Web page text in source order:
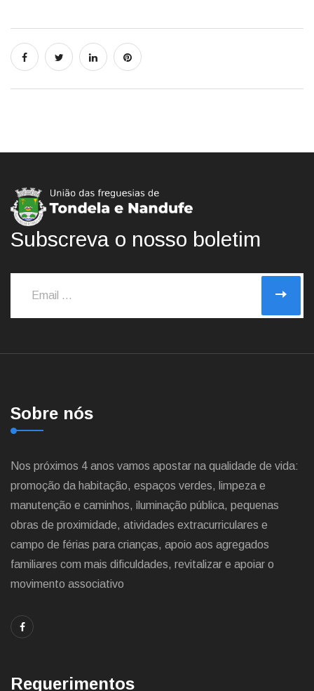
Subscreva o nosso boletim
Sobre nós
Nos próximos 4 anos vamos apostar na qualidade de vida:
promoção da habitação, espaços verdes, limpeza e
manutenção e caminhos, iluminação pública, pequenas
obras de proximidade, atividades extracurriculares e
campo de férias para crianças, apoio aos agregados
familiares com mais dificuldades, revitalizar e apoiar o
movimento associativo
Requerimentos